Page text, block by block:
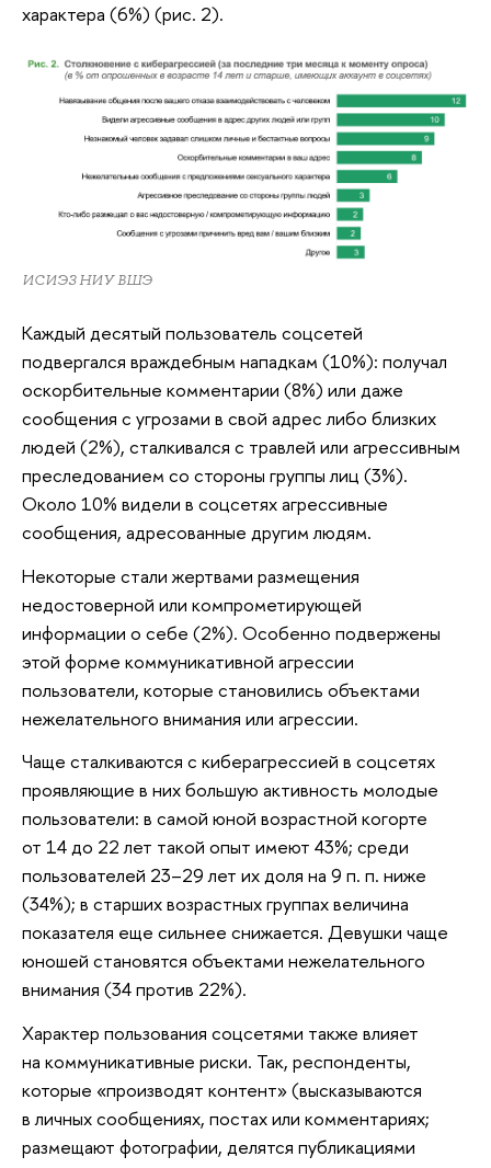
характера (6%) (рис. 2).
ИСИЭЗ НИУ ВШЭ
Каждый десятый пользователь соцсетей
подвергался враждебным нападкам (10%): получал
оскорбительные комментарии (8%) или даже
сообщения с угрозами в свой адрес либо близких
людей (2%), сталкивался с травлей или агрессивным
преследованием со стороны группы лиц (3%).
Около 10% видели в соцсетях агрессивные
сообщения, адресованные другим людям.
Некоторые стали жертвами размещения
недостоверной или компрометирующей
информации о себе (2%). Особенно подвержены
этой форме коммуникативной агрессии
пользователи, которые становились объектами
нежелательного внимания или агрессии.
Чаще сталкиваются с киберагрессией в соцсетях
проявляющие в них большую активность молодые
пользователи: в самой юной возрастной когорте
от 14 до 22 лет такой опыт имеют 43%; среди
пользователей 23–29 лет их доля на 9 п. п. ниже
(34%); в старших возрастных группах величина
показателя еще сильнее снижается. Девушки чаще
юношей становятся объектами нежелательного
внимания (34 против 22%).
Характер пользования соцсетями также влияет
на коммуникативные риски. Так, респонденты,
которые «производят контент» (высказываются
в личных сообщениях, постах или комментариях;
размещают фотографии, делятся публикациями